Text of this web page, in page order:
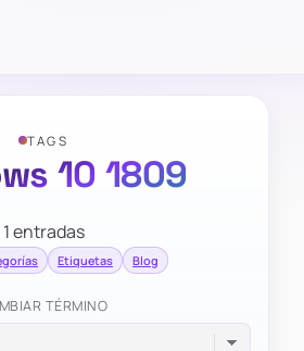
TAGS
10 1809
1 entradas
Etiquetas Blog
TÉRMINO